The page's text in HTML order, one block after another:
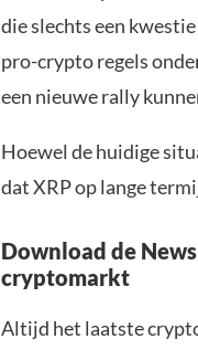
die slechts een
pro-crypto regels
een nieuwe rally
Hoewel de huidige
dat XRP op lange
Download de
cryptomarkt
Altijd het laatste